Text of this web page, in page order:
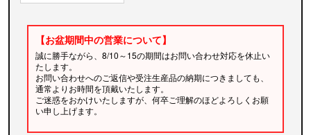
【お盆期間中の営業について】
誠に勝手ながら、8/10～15の期間はお問い合わせ対応を休止い
たします。
お問い合わせへのご返信や受注生産品の納期につきましても、
通常よりお時間を頂戴いたします。
ご迷惑をおかけいたしますが、何卒ご理解のほどよろしくお願
い申し上げます。